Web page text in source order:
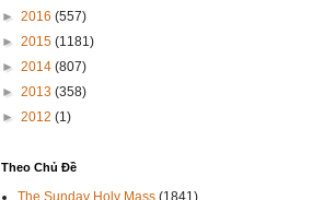
► 2016 (557)
► 2015 (1181)
► 2014 (807)
► 2013 (358)
► 2012 (1)
Theo Chủ Đề
The Sunday Holy Mass (1841)